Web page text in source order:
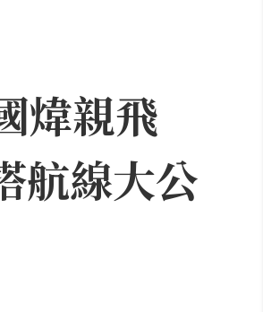
煒親飛
航線大公